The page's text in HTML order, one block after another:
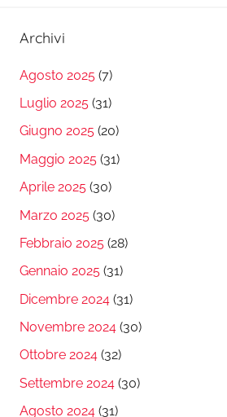
Archivi
Agosto 2025 (7)
Luglio 2025 (31)
Giugno 2025 (20)
Maggio 2025 (31)
Aprile 2025 (30)
Marzo 2025 (30)
Febbraio 2025 (28)
Gennaio 2025 (31)
Dicembre 2024 (31)
Novembre 2024 (30)
Ottobre 2024 (32)
Settembre 2024 (30)
Agosto 2024 (31)